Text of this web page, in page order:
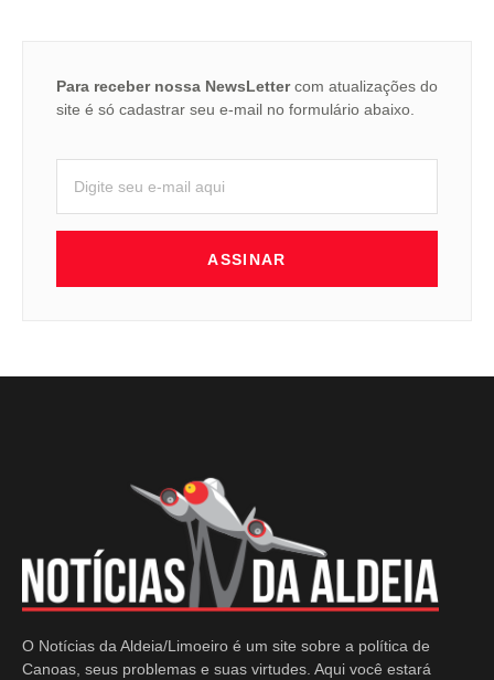
Para receber nossa NewsLettercom atualizações do
site é só cadastrar seu e-mail no formulário abaixo.
ASSINAR
O Notícias da Aldeia/Limoeiro é um site sobre a política de
Canoas, seus problemas e suas virtudes. Aqui você estará